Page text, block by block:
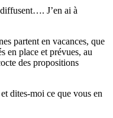
diffusent…. J’en ai à
partent en vacances, que
en place et prévues, au
des propositions
dites-moi ce que vous en